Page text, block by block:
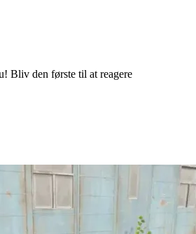
Bliv den første til at reagere